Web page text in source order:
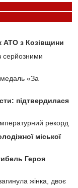
АТО з Козівщини
серйозними
«За
підтвердилася
рекорд
міської
Героя
жінка, двоє